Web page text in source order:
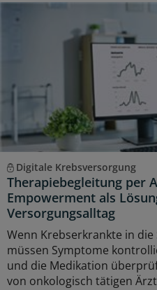
Digitale Krebsversorgung
Therapiebegleitung per
Empowerment als
Versorgungsalltag
Wenn Krebserkrankte in
müssen Symptome
und die Medikation
von onkologisch tätigen